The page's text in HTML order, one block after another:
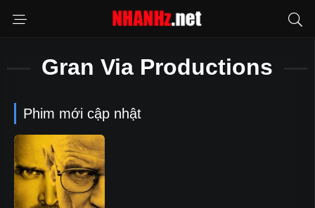
Gran Via Productions
Phim mới cập nhật